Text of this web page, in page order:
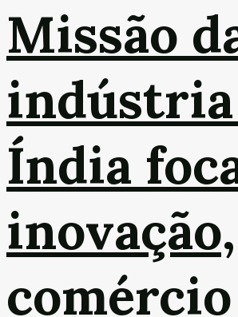
Missão
Índia
inovação,